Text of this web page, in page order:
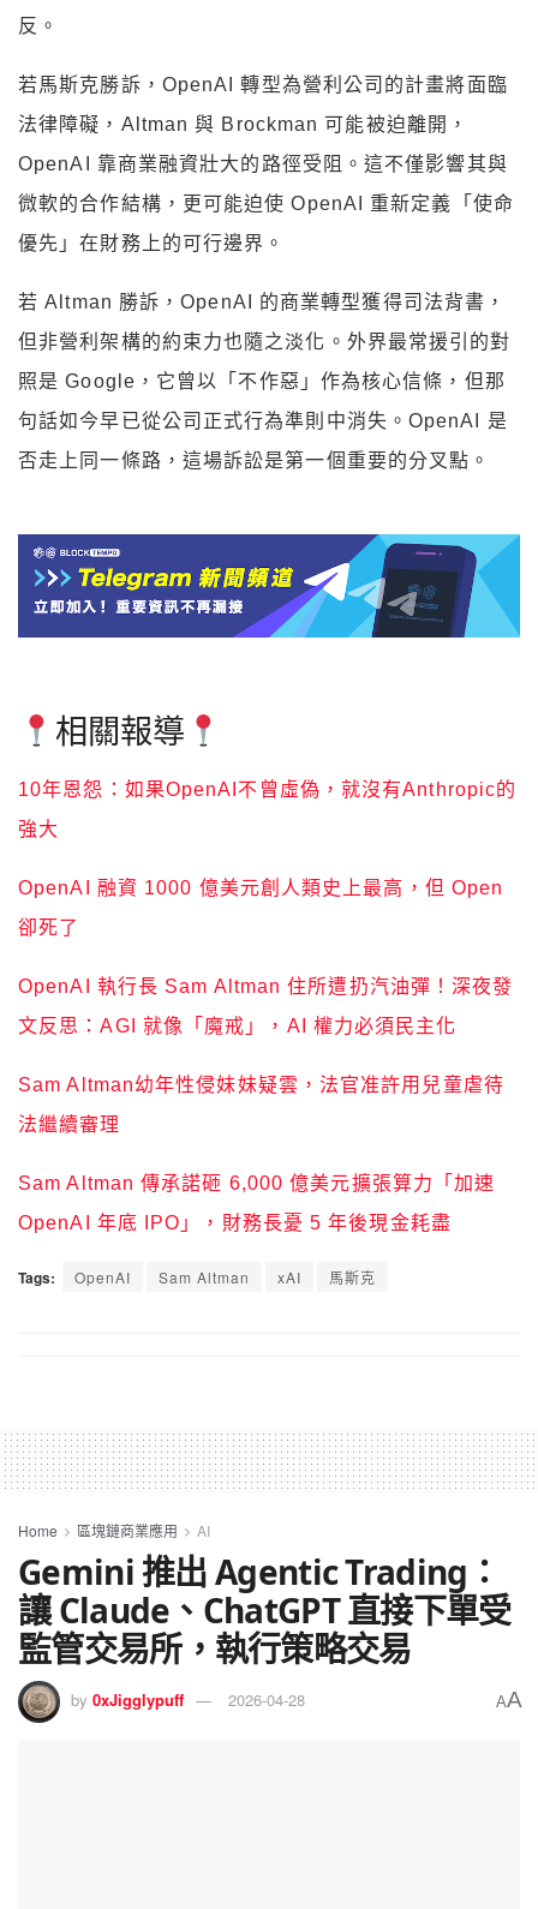
反。
若馬斯克勝訴，OpenAI 轉型為營利公司的計畫將面臨
法律障礙，Altman 與 Brockman 可能被迫離開，
OpenAI 靠商業融資壯大的路徑受阻。這不僅影響其與
微軟的合作結構，更可能迫使 OpenAI 重新定義「使命
優先」在財務上的可行邊界。
若 Altman 勝訴，OpenAI 的商業轉型獲得司法背書，
但非營利架構的約束力也隨之淡化。外界最常援引的對
照是 Google，它曾以「不作惡」作為核心信條，但那
句話如今早已從公司正式行為準則中消失。OpenAI 是
否走上同一條路，這場訴訟是第一個重要的分叉點。
相關報導
10年恩怨：如果OpenAI不曾虛偽，就沒有Anthropic的
強大
OpenAI 融資 1000 億美元創人類史上最高，但 Open
卻死了
OpenAI 執行長 Sam Altman 住所遭扔汽油彈！深夜發
文反思：AGI 就像「魔戒」，AI 權力必須民主化
Sam Altman幼年性侵妹妹疑雲，法官准許用兒童虐待
法繼續審理
Sam Altman 傳承諾砸 6,000 億美元擴張算力「加速
OpenAI 年底 IPO」，財務長憂 5 年後現金耗盡
Tags: OpenAI Sam Altman xAI 馬斯克
Home 區塊鏈商業應用 AI
Gemini 推出 Agentic Trading：
讓 Claude、ChatGPT 直接下單受
監管交易所，執行策略交易
by 0xJigglypuff 2026-04-28 AA